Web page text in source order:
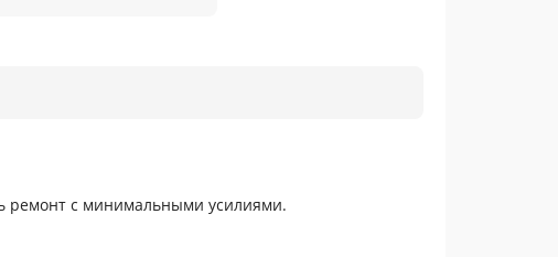
ремонт с минимальными усилиями.